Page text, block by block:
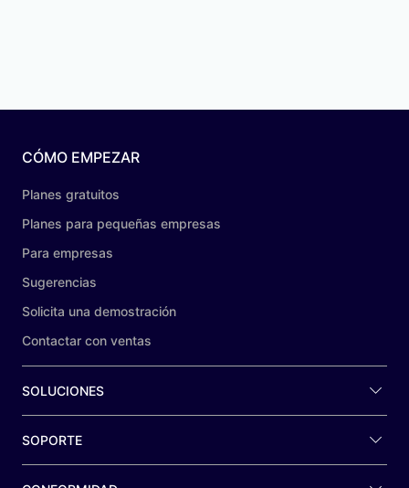
CÓMO EMPEZAR
Planes gratuitos
Planes para pequeñas empresas
Para empresas
Sugerencias
Solicita una demostración
Contactar con ventas
SOLUCIONES
SOPORTE